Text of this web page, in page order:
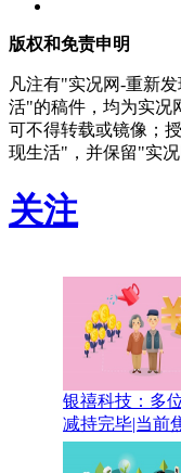
版权和免责申明
凡注有"实况网-重新
活"的稿件，均为实况
可不得转载或镜像；
现生活"，并保留"实
关注
银禧科技：多
减持完毕|当前